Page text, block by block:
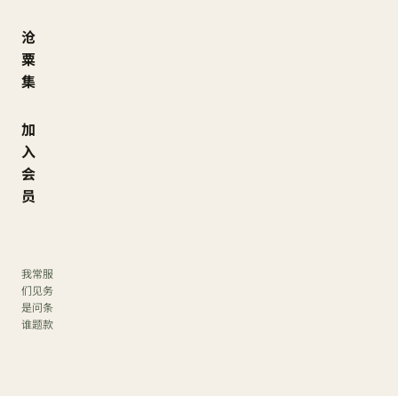
沧
粟
集
加
入
会
员
我
们
是
谁
常
见
问
题
服
务
条
款